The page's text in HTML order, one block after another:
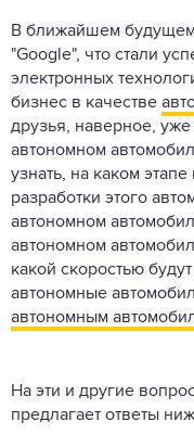
В ближайшем будущем
"Google", что стали
электронных
бизнес в качестве
друзья, наверное,
автономном
узнать, на каком
разработки этого
автономном
автономном
какой скоростью
автономные
автономным
На эти и другие
предлагает ответы